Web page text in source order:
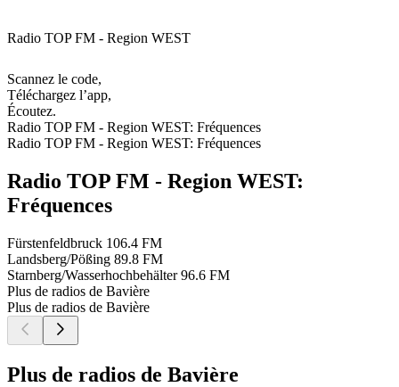
Radio TOP FM - Region WEST
Scannez le code,
Téléchargez l’app,
Écoutez.
Radio TOP FM - Region WEST: Fréquences
Radio TOP FM - Region WEST: Fréquences
Radio TOP FM - Region WEST:
Fréquences
Fürstenfeldbruck 106.4 FM
Landsberg/Pößing 89.8 FM
Starnberg/Wasserhochbehälter 96.6 FM
Plus de radios de Bavière
Plus de radios de Bavière
Plus de radios de Bavière